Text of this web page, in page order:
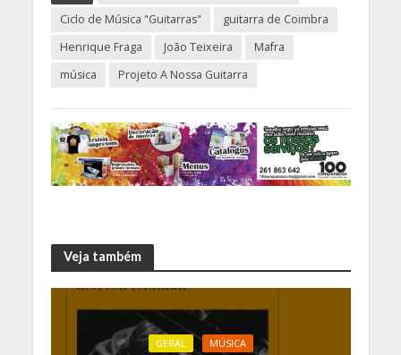
Ciclo de Música "Guitarras"
guitarra de Coimbra
Henrique Fraga
João Teixeira
Mafra
música
Projeto A Nossa Guitarra
Veja também
GERAL MÚSICA